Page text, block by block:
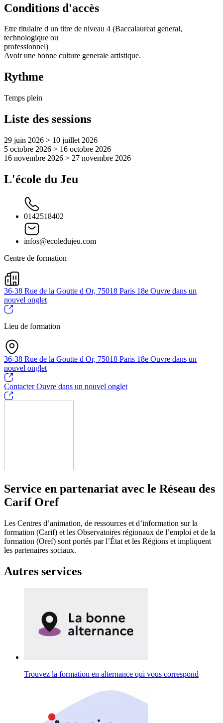
Conditions d'accès
Etre titulaire d un titre de niveau 4 (Baccalaureat general,
technologique ou
professionnel)
Avoir une bonne culture generale artistique.
Rythme
Temps plein
Liste des sessions
29 juin 2026 > 10 juillet 2026
5 octobre 2026 > 16 octobre 2026
16 novembre 2026 > 27 novembre 2026
L'école du Jeu
0142518402
infos@ecoledujeu.com
Centre de formation
36-38 Rue de la Goutte d Or, 75018 Paris 18e Ouvre dans un
nouvel onglet
Lieu de formation
36-38 Rue de la Goutte d Or, 75018 Paris 18e Ouvre dans un
nouvel onglet
ContacterOuvre dans un nouvel onglet
Service en partenariat avec le Réseau des
Carif Oref
Les Centres d’animation, de ressources et d’information sur la
formation (Carif) et les Observatoires régionaux de l’emploi et de la
formation (Oref) sont portés par l’État et les Régions et impliquent
les partenaires sociaux.
Autres services
Trouvez la formation en alternance qui vous correspond